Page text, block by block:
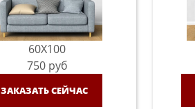
60X100
750 руб
ЗАКАЗАТЬ СЕЙЧАС